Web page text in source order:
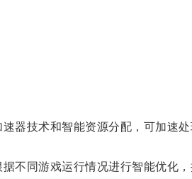
技术和智能资源分配，可加速
同游戏运行情况进行智能优化